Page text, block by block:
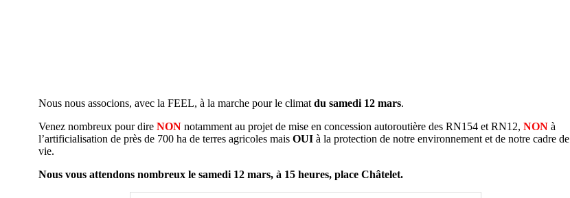
Nous nous associons, avec la FEEL, à la marche pour le climat du samedi 12 mars.
Venez nombreux pour dire NON notamment au projet de mise en concession autoroutière des RN154 et RN12, NON à
l’artificialisation de près de 700 ha de terres agricoles mais OUI à la protection de notre environnement et de notre cadre de
vie.
Nous vous attendons nombreux le samedi 12 mars, à 15 heures, place Châtelet.